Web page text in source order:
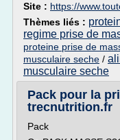
Site : https://
Thèmes liés :
regime prise de
proteine prise de
musculaire seche /
musculaire seche
Pack pour la
trecnutrition.fr
Pack